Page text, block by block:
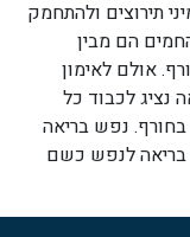
תירוצים ולהתחמק
הם מבין
אולם לאימון
נציג לכבוד כל
נפש בריאה
בריאה לנפש כשם